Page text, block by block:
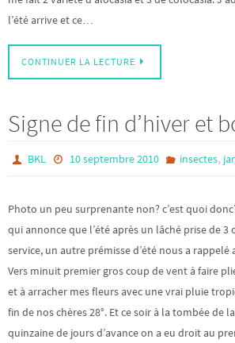
l’été arrive et ce…
CONTINUER LA LECTURE
Signe de fin d’hiver et
BKL 10 septembre 2010 insectes,
Photo un peu surprenante non? c’est quoi
qui annonce que l’été après un lâché prise de 3
service, un autre prémisse d’été nous a rappelé
Vers minuit premier gros coup de vent à faire
et à arracher mes fleurs avec une vrai pluie
fin de nos chères 28°. Et ce soir à la tombée de
quinzaine de jours d’avance on a eu droit au